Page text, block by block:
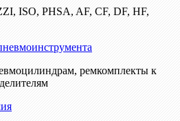
ISO, PHSA, AF, CF, DF, HF,
ремкомплекты к